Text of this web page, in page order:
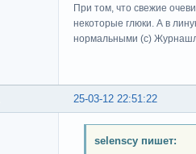
При том, что свежие
некоторые глюки. А в
нормальными (c)
25-03-12 22:51:22
selenscy пишет: